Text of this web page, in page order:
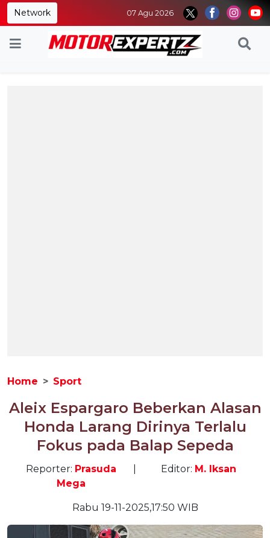
Network 07 Agu 2026
Home Sport
Aleix Espargaro Beberkan Alasan
Honda Larang Dirinya Terlalu
Fokus pada Balap Sepeda
Reporter: Prasuda
Mega
Editor: M. Iksan
Rabu 19-11-2025,17:50 WIB